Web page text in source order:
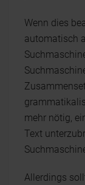
Wenn dies
automatisch
mehr nötig,
Text
Allerdings